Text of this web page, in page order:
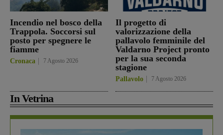
Incendio nel bosco della
Trappola. Soccorsi sul
posto per spegnere le
fiamme
Cronaca 7 Agosto 2026
Il progetto di
valorizzazione della
pallavolo femminile del
Valdarno Project pronto
per la sua seconda
stagione
Pallavolo 7 Agosto 2026
In Vetrina